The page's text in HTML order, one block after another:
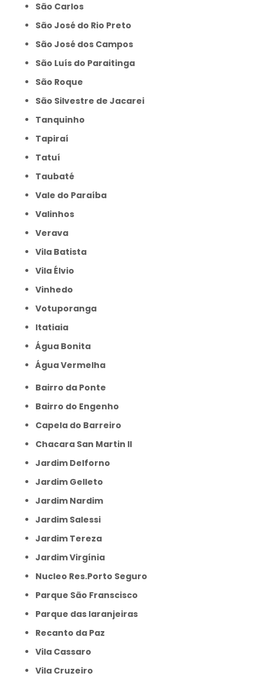
São Carlos
São José do Rio Preto
São José dos Campos
São Luís do Paraitinga
São Roque
São Silvestre de Jacarei
Tanquinho
Tapiraí
Tatuí
Taubaté
Vale do Paraíba
Valinhos
Verava
Vila Batista
Vila Élvio
Vinhedo
Votuporanga
itatiaia
Água Bonita
Água Vermelha
Bairro da Ponte
Bairro do Engenho
Capela do Barreiro
Chacara San Martin II
Jardim Delforno
Jardim Gelleto
Jardim Nardim
Jardim Salessi
Jardim Tereza
Jardim Virgínia
Nucleo Res.Porto Seguro
Parque São Franscisco
Parque das laranjeiras
Recanto da Paz
Vila Cassaro
Vila Cruzeiro